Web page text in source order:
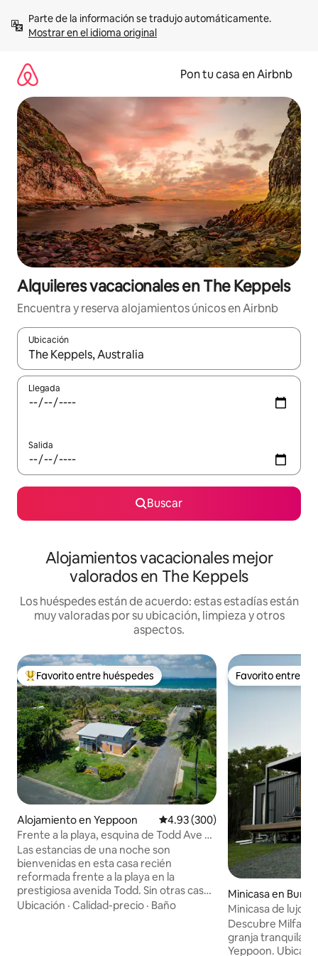
contenidoMostrar en el idioma original
Pon tu casa en Airbnb
Alquileres vacacionales en The Keppels
Encuentra y reserva alojamientos únicos en Airbnb
Ubicación
Cuando los resultados estén disponibles, navega con las
Llegada
Salida
Buscar
Alojamientos vacacionales mejor
valorados en The Keppels
Los huéspedes están de acuerdo: estas estadías están
muy valoradas por su ubicación, limpieza y otros
aspectos.
Favorito entre huéspedes preferido
Favorito entre huéspedes
Alojamiento en Yeppoon Calificación promedio: 4.93 de
4.93 (300)
Frente a la playa, esquina de Todd Ave y
Kean St.
Las estancias de una noche son
bienvenidas en esta casa recién
reformada frente a la playa en la
prestigiosa avenida Todd. Sin otras casas
entre tú y el mar, está a 3 minutos a pie
Ubicación · Calidad-precio · Baño
Favorito entre
Favorito entre
Minicasa en
Minicasa de lujo
Descubre
granja tranquila a
Yeppoon.